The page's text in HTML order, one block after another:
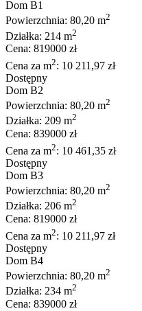
Dom B1
Powierzchnia: 80,20 m2
Działka: 214 m2
Cena: 819000 zł
Cena za m2: 10 211,97 zł
Dostępny
Dom B2
Powierzchnia: 80,20 m2
Działka: 209 m2
Cena: 839000 zł
Cena za m2: 10 461,35 zł
Dostępny
Dom B3
Powierzchnia: 80,20 m2
Działka: 206 m2
Cena: 819000 zł
Cena za m2: 10 211,97 zł
Dostępny
Dom B4
Powierzchnia: 80,20 m2
Działka: 234 m2
Cena: 839000 zł